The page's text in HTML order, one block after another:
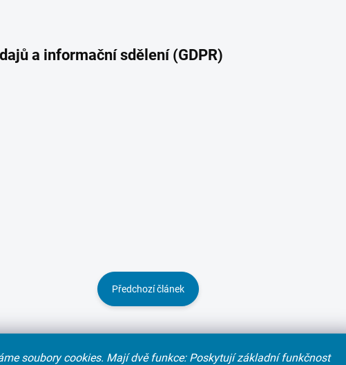
soubory cookies. Mají dvě funkce: Poskytují základní funkčnost
a informační sdělení (GDPR)
Předchozí článek